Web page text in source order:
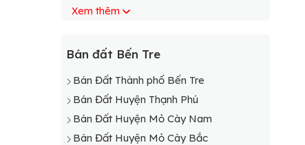
Bán Đất Xã Thạnh Phong
Xem thêm
Bán đất Bến Tre
Bán Đất Thành phố Bến Tre
Bán Đất Huyện Thạnh Phú
Bán Đất Huyện Mỏ Cày Nam
Bán Đất Huyện Mỏ Cày Bắc